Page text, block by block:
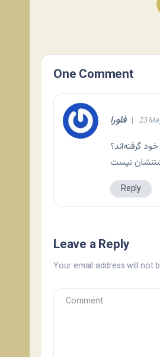
One Comment
فلورا 23
Reply
Leave a Reply
Your email address will not